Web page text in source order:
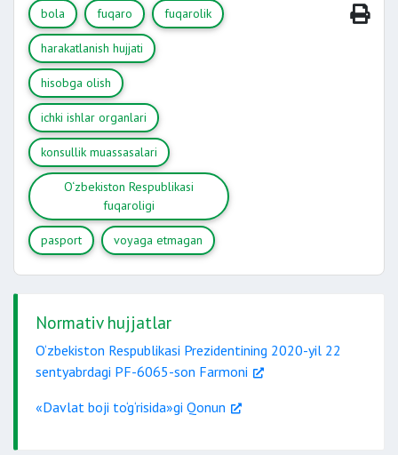
bola fuqaro fuqarolik
harakatlanish hujjati
hisobga olish
ichki ishlar organlari
konsullik muassasalari
O‘zbekiston Respublikasi
fuqaroligi
pasport voyaga etmagan
Normativ hujjatlar
O‘zbekiston Respublikasi Prezidentining 2020-yil 22
sentyabrdagi PF-6065-son Farmoni
«Davlat boji to‘g‘risida»gi Qonun